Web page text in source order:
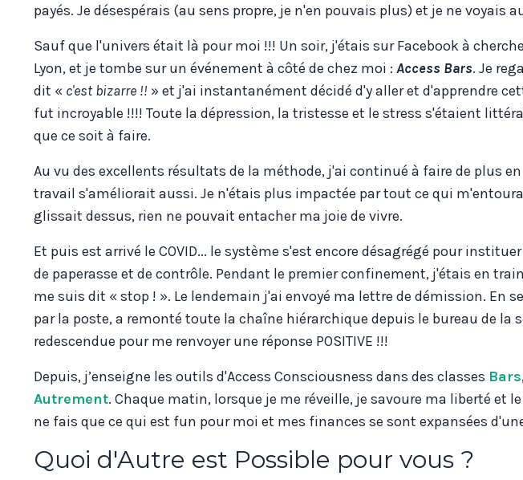
payés. Je désespérais (au sens propre, je n'en pouvais plus) et je ne voyais
Sauf que l'univers était là pour moi !!! Un soir, j'étais sur Facebook à
Lyon, et je tombe sur un événement à côté de chez moi : Access Bars. Je
dit « c'est bizarre !! » et j'ai instantanément décidé d'y aller et d'apprendre
fut incroyable !!!! Toute la dépression, la tristesse et le stress s'étaient
que ce soit à faire.
Au vu des excellents résultats de la méthode, j'ai continué à faire de plus
travail s'améliorait aussi. Je n'étais plus impactée par tout ce qui
glissait dessus, rien ne pouvait entacher ma joie de vivre.
Et puis est arrivé le COVID... le système s'est encore désagrégé pour
de paperasse et de contrôle. Pendant le premier confinement, j'étais en
me suis dit « stop ! ». Le lendemain j'ai envoyé ma lettre de démission. En
par la poste, a remonté toute la chaîne hiérarchique depuis le bureau de la
redescendue pour me renvoyer une réponse POSITIVE !!!
Depuis, j’enseigne les outils d'Access Consciousness dans des classes Bars
Autrement. Chaque matin, lorsque je me réveille, je savoure ma liberté et
ne fais que ce qui est fun pour moi et mes finances se sont expansées
Quoi d'Autre est Possible pour vous ?